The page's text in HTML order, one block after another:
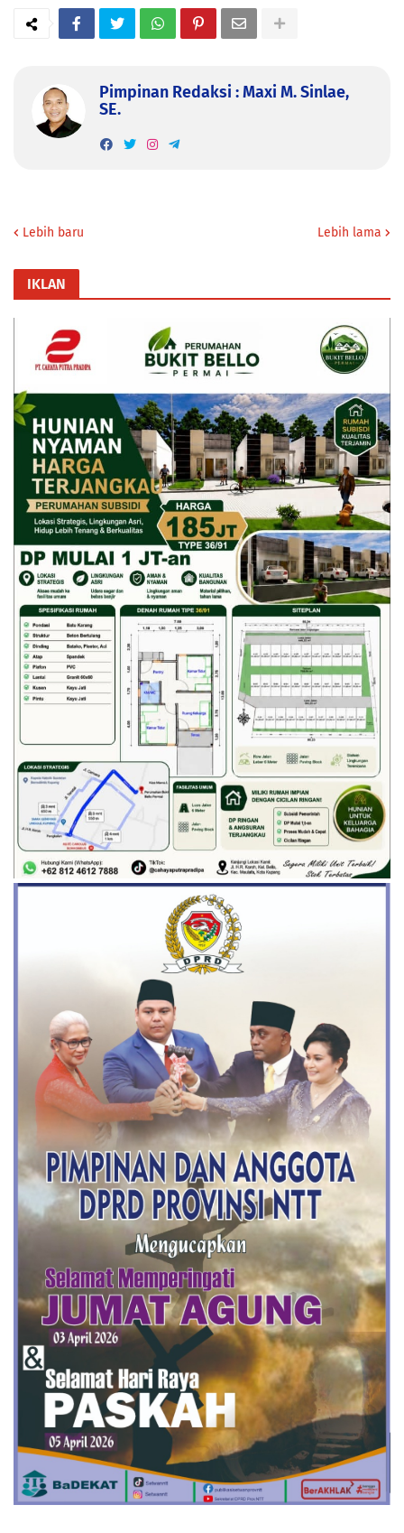
Pimpinan Redaksi : Maxi M. Sinlae,
SE.
Lebih baru Lebih lama
IKLAN